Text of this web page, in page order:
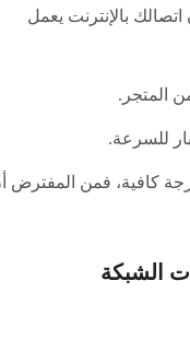
بالإنترنت يعمل
للسرعة.
كافية، فمن المفترض